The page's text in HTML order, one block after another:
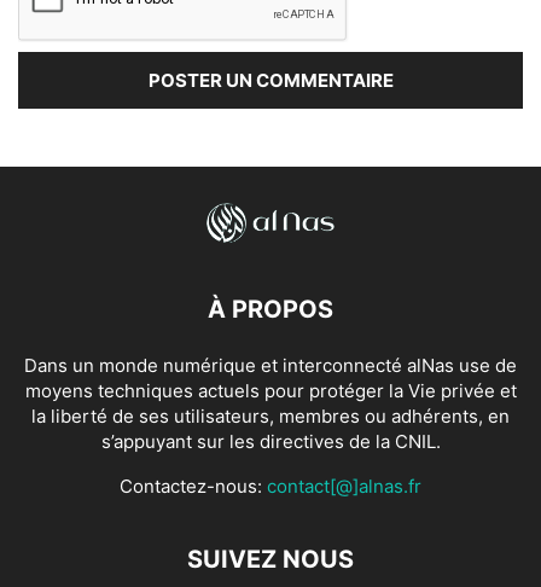
À PROPOS
Dans un monde numérique et interconnecté alNas use de
moyens techniques actuels pour protéger la Vie privée et
la liberté de ses utilisateurs, membres ou adhérents, en
s’appuyant sur les directives de la CNIL.
Contactez-nous: contact[@]alnas.fr
SUIVEZ NOUS